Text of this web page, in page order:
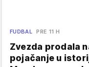
FUDBAL PRE 11 H
Zvezda prodala
pojačanje u